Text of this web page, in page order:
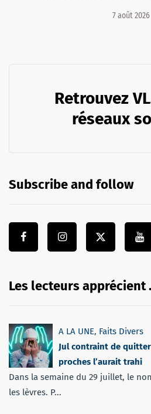
7 août 2026
Retrouvez
réseaux
Subscribe and follow
Les lecteurs apprécient
A LA UNE, Faits Divers
Jul contraint de quitter
proches l’aurait trahi
Dans la semaine du 29 juillet, le
les lèvres. P...